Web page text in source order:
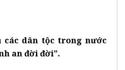
các dân tộc trong nước
an đời đời”.